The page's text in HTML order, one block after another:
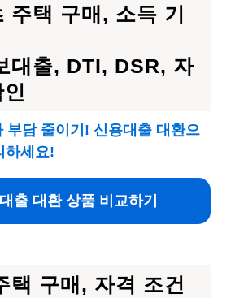
주택 구매, 소득 기
대출, DTI, DSR, 자
부담 줄이기! 신용대출 대환으
하세요!
출 대환 상품 비교하기
택 구매, 자격 조건